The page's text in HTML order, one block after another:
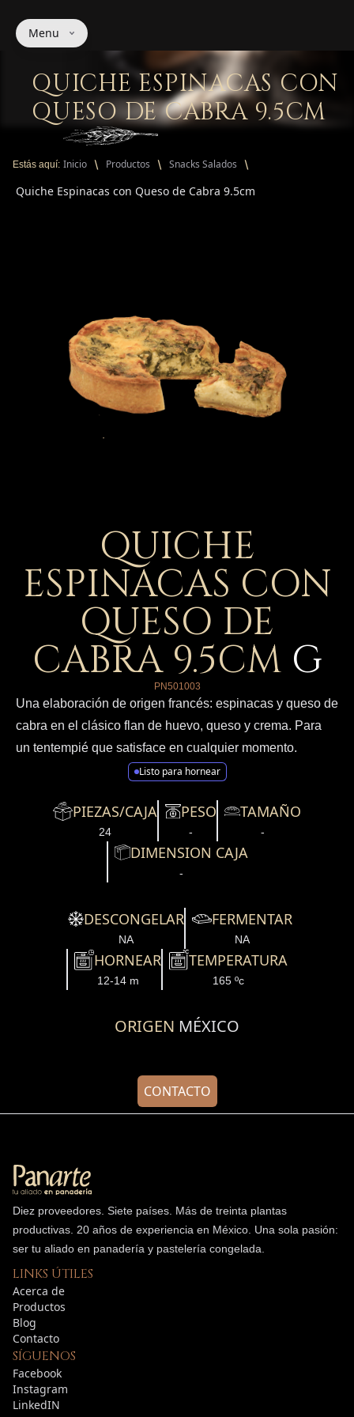
Menu
QUICHE ESPINACAS CON
QUESO DE CABRA 9.5CM
Estás aquí: Inicio Productos Snacks Salados
Quiche Espinacas con Queso de Cabra 9.5cm
QUICHE
ESPINACAS CON
QUESO DE
CABRA 9.5CM G
PN501003
Una elaboración de origen francés: espinacas y queso de
cabra en el clásico flan de huevo, queso y crema. Para
un tentempié que satisface en cualquier momento.
Listo para hornear
PIEZAS/CAJA
24
PESO
-
TAMAÑO
-
DIMENSION CAJA
-
DESCONGELAR
NA
FERMENTAR
NA
HORNEAR
12-14 m
TEMPERATURA
165 ºc
ORIGEN MÉXICO
CONTACTO
Diez proveedores. Siete países. Más de treinta plantas
productivas. 20 años de experiencia en México. Una sola pasión:
ser tu aliado en panadería y pastelería congelada.
LINKS ÚTILES
Acerca de
Productos
Blog
Contacto
SÍGUENOS
Facebook
Instagram
LinkedIN